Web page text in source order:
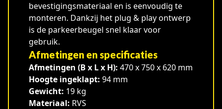
bevestigingsmateriaal en is eenvoudig te
monteren. Dankzij het plug & play ontwerp
is de parkeerbeugel snel klaar voor
gebruik.
Afmetingen en specificaties
Afmetingen (B x L x H): 470 x 750 x 620 mm
Hoogte ingeklapt: 94 mm
Gewicht: 19 kg
Materiaal: RVS